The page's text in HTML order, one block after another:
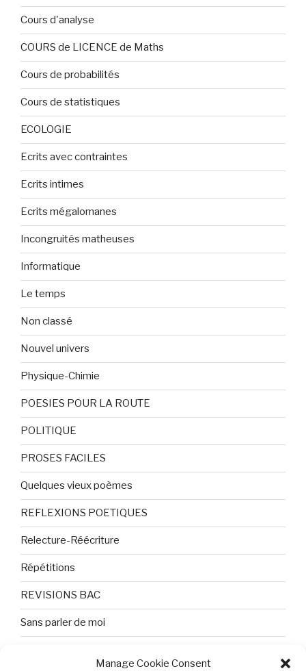
Manage Cookie Consent
Cours d'analyse
COURS de LICENCE de Maths
Cours de probabilités
Cours de statistiques
ECOLOGIE
Ecrits avec contraintes
Ecrits intimes
Ecrits mégalomanes
Incongruités matheuses
Informatique
Le temps
Non classé
Nouvel univers
Physique-Chimie
POESIES POUR LA ROUTE
POLITIQUE
PROSES FACILES
Quelques vieux poèmes
REFLEXIONS POETIQUES
Relecture-Réécriture
Répétitions
REVISIONS BAC
Sans parler de moi